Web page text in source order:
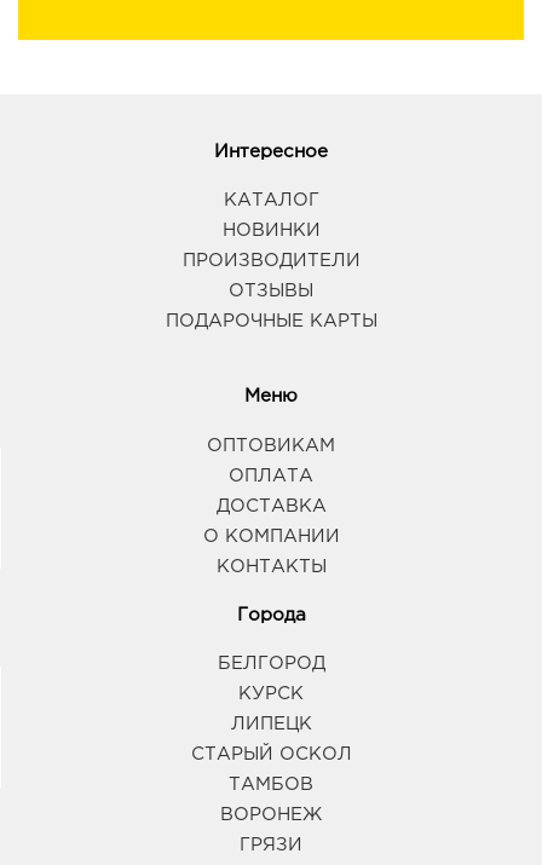
Интересное
КАТАЛОГ
НОВИНКИ
ПРОИЗВОДИТЕЛИ
ОТЗЫВЫ
ПОДАРОЧНЫЕ КАРТЫ
Меню
ОПТОВИКАМ
ОПЛАТА
ДОСТАВКА
О КОМПАНИИ
КОНТАКТЫ
Города
БЕЛГОРОД
КУРСК
ЛИПЕЦК
СТАРЫЙ ОСКОЛ
ТАМБОВ
ВОРОНЕЖ
ГРЯЗИ